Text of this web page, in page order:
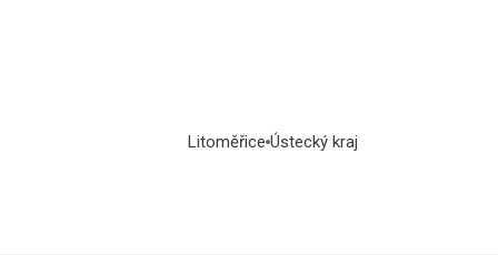
Litoměřice Ústecký kraj